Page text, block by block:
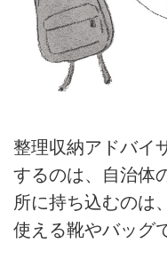
整理収納アドバイ
するのは、自治体
所に持ち込むのは
使える靴やバッグ